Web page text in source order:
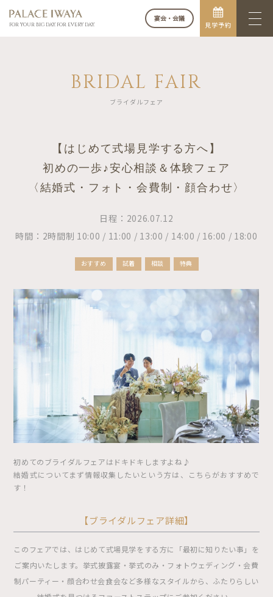
FOR YOUR BIG DAY. FOR EVERY DAY.
宴会・会議
見学予約
BRIDAL FAIR
ブライダルフェア
【はじめて式場見学する方へ】
初めの一歩♪安心相談＆体験フェア
〈結婚式・フォト・会費制・顔合わせ〉
日程：2026.07.12
時間：2時間制 10:00 / 11:00 / 13:00 / 14:00 / 16:00 / 18:00
おすすめ 試着 相談 特典
初めてのブライダルフェアはドキドキしますよね♪
結婚式についてまず情報収集したいという方は、こちらがおすすめで
す！
【ブライダルフェア詳細】
このフェアでは、はじめて式場見学をする方に「最初に知りたい事」を
ご案内いたします。挙式披露宴・挙式のみ・フォトウェディング・会費
制パーティー・顔合わせ会食会など多様なスタイルから、ふたりらしい